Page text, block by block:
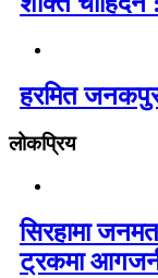
हरमित
लोकप्रिय
सिरहामा जनमत
ट्रकमा